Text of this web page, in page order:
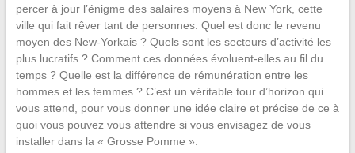
percer à jour l’énigme des salaires moyens à New York, cette
ville qui fait rêver tant de personnes. Quel est donc le revenu
moyen des New-Yorkais ? Quels sont les secteurs d’activité les
plus lucratifs ? Comment ces données évoluent-elles au fil du
temps ? Quelle est la différence de rémunération entre les
hommes et les femmes ? C’est un véritable tour d’horizon qui
vous attend, pour vous donner une idée claire et précise de ce à
quoi vous pouvez vous attendre si vous envisagez de vous
installer dans la « Grosse Pomme ».